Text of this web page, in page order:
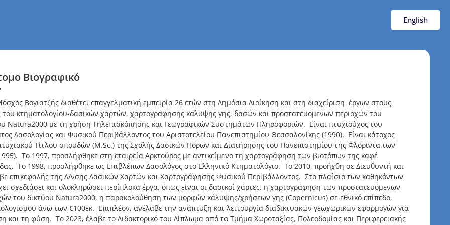
English
Βιογραφικό
Βογιατζής διαθέτει επαγγελματική εμπειρία 26 ετών στη Δημόσια Διοίκηση και στη διαχείριση έργων στους
του κτηματολογίου-δασικών χαρτών, χαρτογράφησης κάλυψης γης, δασών και προστατευόμενων περιοχών του
Natura2000 με τη χρήση Τηλεπισκόπησης και Γεωγραφικών Συστημάτων Πληροφοριών. Είναι πτυχιούχος του
Δασολογίας και Φυσικού Περιβάλλοντος του Αριστοτελείου Πανεπιστημίου Θεσσαλονίκης (1990). Είναι κάτοχος
Τίτλου σπουδών (M.Sc.) της Σχολής Δασικών Πόρων και Διατήρησης του Πανεπιστημίου της Φλόριντα των
Το 1997, προσλήφθηκε στη εταιρεία Αρκτούρος με αντικείμενο τη χαρτογράφηση των βιοτόπων της καφέ
Το 1998, προσλήφθηκε ως Επιβλέπων Δασολόγος στo Ελληνικό Κτηματολόγιο. Το 2010, προήχθη σε Διευθυντή και
επικεφαλής της Δ/νσης Δασικών Χαρτών και Χαρτογράφησης Φυσικού Περιβάλλοντος. Στο πλαίσιο των καθηκόντων
σχεδιάσει και ολοκληρώσει περίπλοκα έργα, όπως είναι οι δασικοί χάρτες, η χαρτογράφηση των προστατευόμενων
του δικτύου Natura2000, η παρακολούθηση των μορφών κάλυψης/χρήσεων γης (Copernicus) σε εθνικό επίπεδο,
άνω των €100εκ. Επιπλέον, ανέλαβε την ανάπτυξη και λειτουργία διαδικτυακών γεωχωρικών εφαρμογών για
και τη φύση. Το 2023, έλαβε το Διδακτορικό του Δίπλωμα από τo Τμήμα Χωροταξίας, Πολεοδομίας και Περιφερειακής